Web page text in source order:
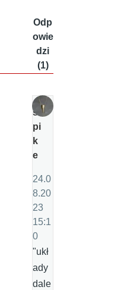
Odp
owie
dzi
(1)
s
pi
k
e
24.0
8.20
23
15:1
0
"ukł
ady
dale